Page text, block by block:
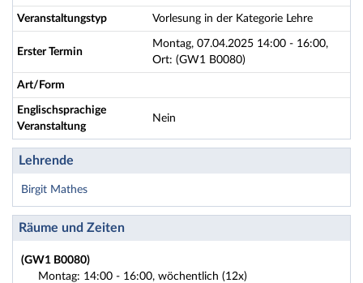
Veranstaltungstyp Vorlesung in der Kategorie Lehre
Erster Termin
Montag, 07.04.2025 14:00 - 16:00,
Ort: (GW1 B0080)
Art/Form
Englischsprachige
Veranstaltung
Nein
Lehrende
Birgit Mathes
Räume und Zeiten
(GW1 B0080)
Montag: 14:00 - 16:00, wöchentlich (12x)